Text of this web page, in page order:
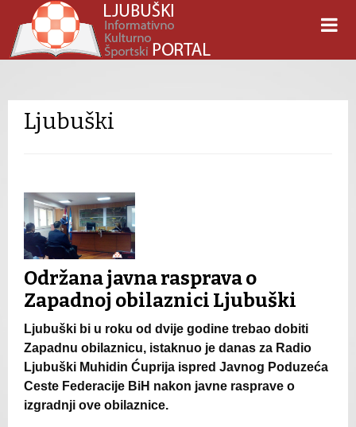
Ljubuški
Održana javna rasprava o
Zapadnoj obilaznici Ljubuški
Ljubuški bi u roku od dvije godine trebao dobiti
Zapadnu obilaznicu, istaknuo je danas za Radio
Ljubuški Muhidin Ćuprija ispred Javnog Poduzeća
Ceste Federacije BiH nakon javne rasprave o
izgradnji ove obilaznice.